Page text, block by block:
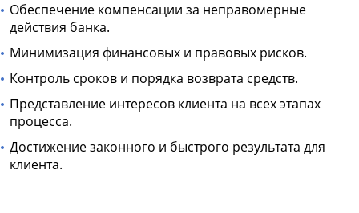
Обеспечение компенсации за неправомерные
действия банка.
Минимизация финансовых и правовых рисков.
Контроль сроков и порядка возврата средств.
Представление интересов клиента на всех этапах
процесса.
Достижение законного и быстрого результата для
клиента.